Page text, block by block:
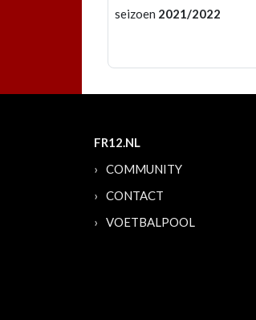
seizoen 2021/2022
FR12.NL
COMMUNITY
CONTACT
VOETBALPOOL